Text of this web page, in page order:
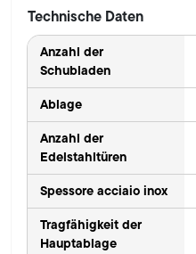
Technische Daten
Anzahl der
Schubladen
Ablage
Anzahl der
Edelstahltüren
Spessore acciaio inox
Tragfähigkeit der
Hauptablage